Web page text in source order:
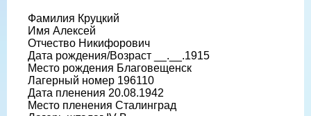
Фамилия Круцкий
Имя Алексей
Отчество Никифорович
Дата рождения/Возраст __.__.1915
Место рождения Благовещенск
Лагерный номер 196110
Дата пленения 20.08.1942
Место пленения Сталинград